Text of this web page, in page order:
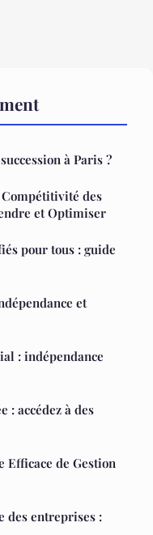
à Paris ?
des
et Optimiser
pour tous : guide
et
: indépendance
: accédez à des
de Gestion
des entreprises :